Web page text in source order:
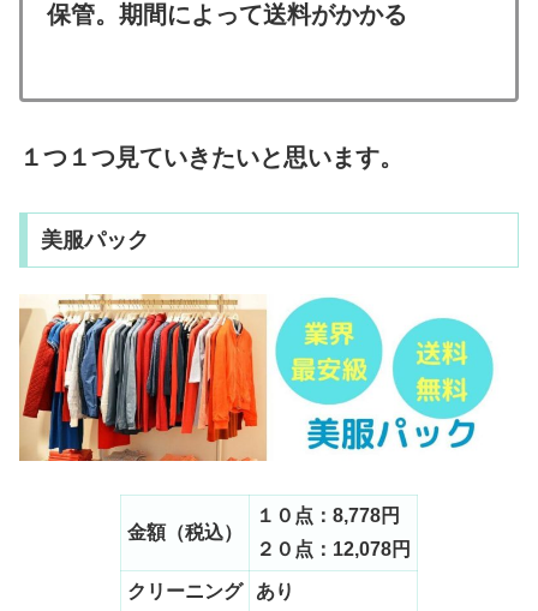
保管。期間によって送料がかかる
１つ１つ見ていきたいと思います。
美服パック
金額（税込）
１０点：8,778円
２０点：12,078円
クリーニング あり